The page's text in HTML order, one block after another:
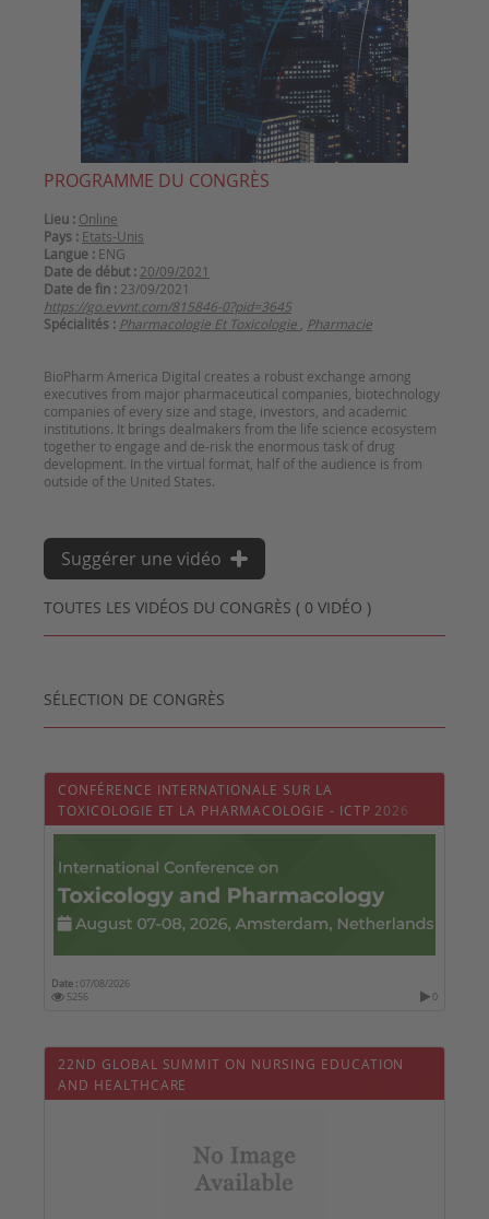
PROGRAMME DU CONGRÈS
Lieu : Online
Pays : Etats-Unis
Langue : ENG
Date de début : 20/09/2021
Date de fin : 23/09/2021
https://go.evvnt.com/815846-0?pid=3645
Spécialités : Pharmacologie Et Toxicologie Pharmacie
BioPharm America Digital creates a robust exchange among
executives from major pharmaceutical companies, biotechnology
companies of every size and stage, investors, and academic
institutions. It brings dealmakers from the life science ecosystem
together to engage and de-risk the enormous task of drug
development. In the virtual format, half of the audience is from
TOUTES LES VIDÉOS DU CONGRÈS ( 0 VIDÉO )
Suggérer une vidéo
SÉLECTION DE CONGRÈS
CONFÉRENCE INTERNATIONALE SUR LA
TOXICOLOGIE ET LA PHARMACOLOGIE - ICTP 2026
Date :07/08/2026
5256
0
22ND GLOBAL SUMMIT ON NURSING EDUCATION
AND HEALTHCARE